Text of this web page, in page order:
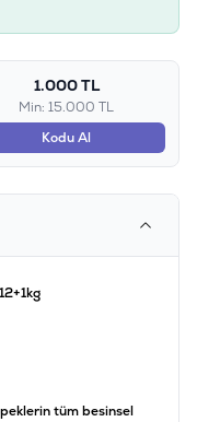
1.000 TL
Min: 15.000 TL
Kodu Al
tüm besinsel